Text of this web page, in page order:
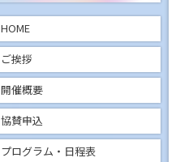
HOME
ご挨拶
開催概要
協賛申込
プログラム・日程表